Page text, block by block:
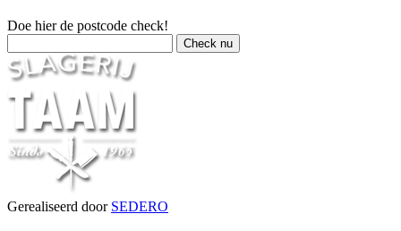
Doe hier de postcode check!
Gerealiseerd door SEDERO